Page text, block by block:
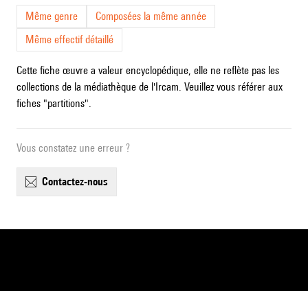
Même genre
Composées la même année
Même effectif détaillé
Cette fiche œuvre a valeur encyclopédique, elle ne reflète pas les
collections de la médiathèque de l'Ircam. Veuillez vous référer aux
fiches "partitions".
Vous constatez une erreur ?
contactez-nous